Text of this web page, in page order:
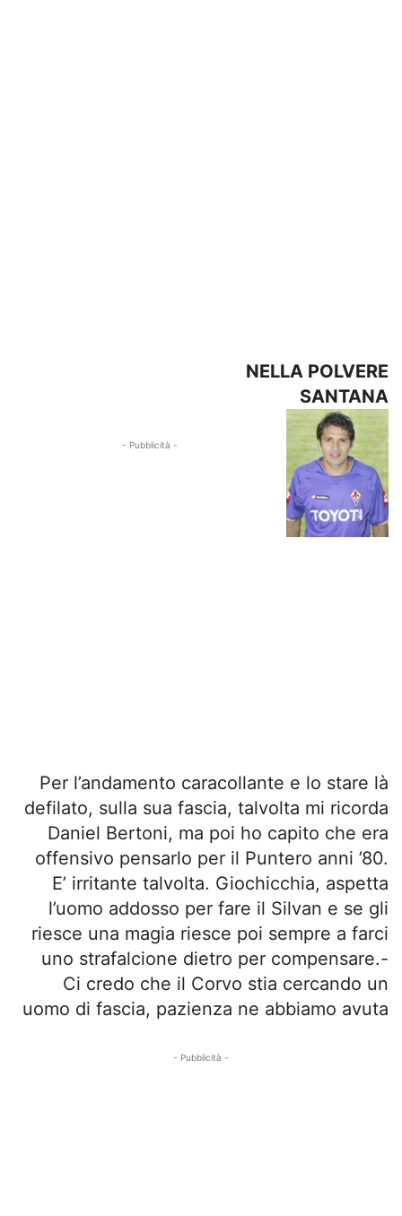
NELLA POLVERE
SANTANA
- Pubblicità -
Per l’andamento caracollante e lo stare là
defilato, sulla sua fascia, talvolta mi ricorda
Daniel Bertoni, ma poi ho capito che era
offensivo pensarlo per il Puntero anni ’80.
E’ irritante talvolta. Giochicchia, aspetta
l’uomo addosso per fare il Silvan e se gli
riesce una magia riesce poi sempre a farci
uno strafalcione dietro per compensare.-
Ci credo che il Corvo stia cercando un
uomo di fascia, pazienza ne abbiamo avuta
- Pubblicità -